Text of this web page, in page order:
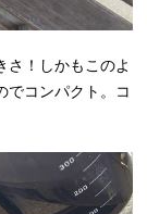
さ！しかもこのよ
でコンパクト。コ